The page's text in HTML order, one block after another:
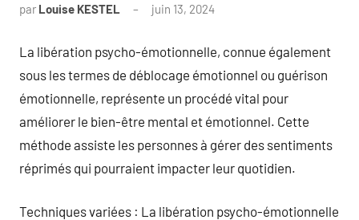
par Louise KESTEL juin 13, 2024
La libération psycho-émotionnelle, connue également
sous les termes de déblocage émotionnel ou guérison
émotionnelle, représente un procédé vital pour
améliorer le bien-être mental et émotionnel. Cette
méthode assiste les personnes à gérer des sentiments
réprimés qui pourraient impacter leur quotidien.
Techniques variées : La libération psycho-émotionnelle